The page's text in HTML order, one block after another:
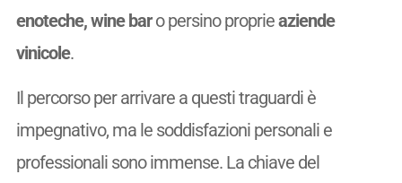
enoteche, wine baro persino proprieaziende
vinicole.
Il percorso per arrivare a questi traguardi è
impegnativo, ma le soddisfazioni personali e
professionali sono immense. La chiave del